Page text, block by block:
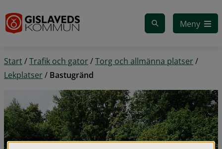
Meny
Start/Trafik och gator/Torg och allmänna platser/
Lekplatser/ Bastugränd